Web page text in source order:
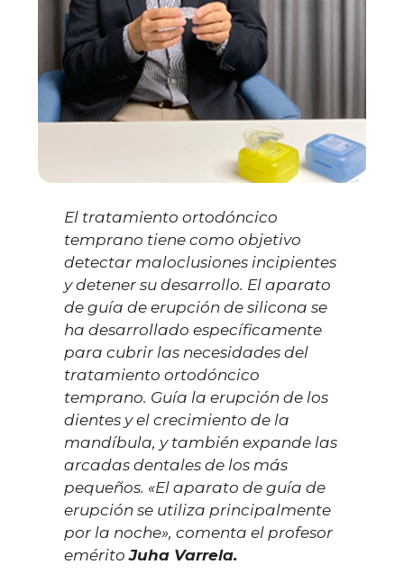
El tratamiento ortodóncico
temprano tiene como objetivo
detectar maloclusiones incipientes
y detener su desarrollo. El aparato
de guía de erupción de silicona se
ha desarrollado específicamente
para cubrir las necesidades del
tratamiento ortodóncico
temprano. Guía la erupción de los
dientes y el crecimiento de la
mandíbula, y también expande las
arcadas dentales de los más
pequeños. «El aparato de guía de
erupción se utiliza principalmente
por la noche», comenta el profesor
eméritoJuha Varrela.